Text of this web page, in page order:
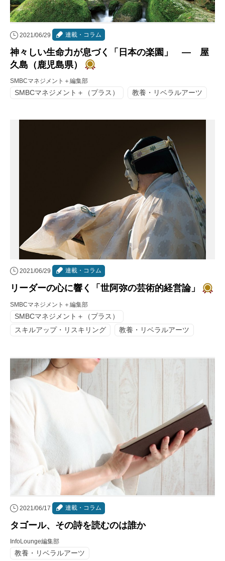
2021/06/29 連載・コラム
神々しい生命力が息づく「日本の楽園」 ― 屋
久島（鹿児島県）
SMBCマネジメント＋編集部
SMBCマネジメント＋（プラス） 教養・リベラルアーツ
2021/06/29 連載・コラム
リーダーの心に響く「世阿弥の芸術的経営論」
SMBCマネジメント＋編集部
SMBCマネジメント＋（プラス）
スキルアップ・リスキリング
教養・リベラルアーツ
2021/06/17 連載・コラム
タゴール、その詩を読むのは誰か
InfoLounge編集部
教養・リベラルアーツ